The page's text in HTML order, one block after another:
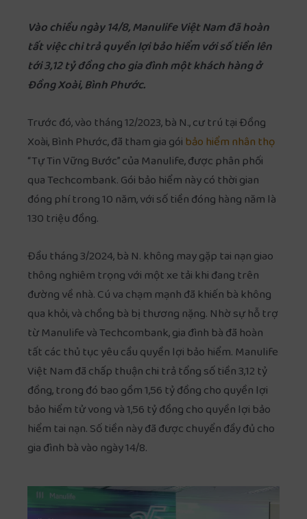
Vào chiều ngày 14/8, Manulife Việt Nam đã hoàn
tất việc chi trả quyền lợi bảo hiểm với số tiền lên
tới 3,12 tỷ đồng cho gia đình một khách hàng ở
Đồng Xoài, Bình Phước.
Trước đó, vào tháng 12/2023, bà N., cư trú tại Đồng
Xoài, Bình Phước, đã tham gia góibảo hiểm nhân thọ
“Tự Tin Vững Bước” của Manulife, được phân phối
qua Techcombank. Gói bảo hiểm này có thời gian
đóng phí trong 10 năm, với số tiền đóng hàng năm là
130 triệu đồng.
Đầu tháng 3/2024, bà N. không may gặp tai nạn giao
thông nghiêm trọng với một xe tải khi đang trên
đường về nhà. Cú va chạm mạnh đã khiến bà không
qua khỏi, và chồng bà bị thương nặng. Nhờ sự hỗ trợ
từ Manulife và Techcombank, gia đình bà đã hoàn
tất các thủ tục yêu cầu quyền lợi bảo hiểm. Manulife
Việt Nam đã chấp thuận chi trả tổng số tiền 3,12 tỷ
đồng, trong đó bao gồm 1,56 tỷ đồng cho quyền lợi
bảo hiểm tử vong và 1,56 tỷ đồng cho quyền lợi bảo
hiểm tai nạn. Số tiền này đã được chuyển đầy đủ cho
gia đình bà vào ngày 14/8.